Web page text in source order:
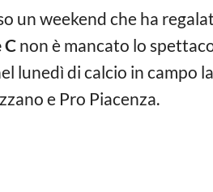
un weekend che ha
C non è mancato lo
lunedì di calcio in campo
e Pro Piacenza.